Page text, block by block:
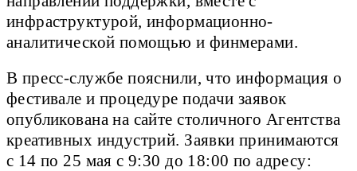
инфраструктурой, информационно-
аналитической помощью и финмерами.
В пресс-службе пояснили, что информация о
фестивале и процедуре подачи заявок
опубликована на сайте столичного Агентства
креативных индустрий. Заявки принимаются
с 14 по 25 мая с 9:30 до 18:00 по адресу: